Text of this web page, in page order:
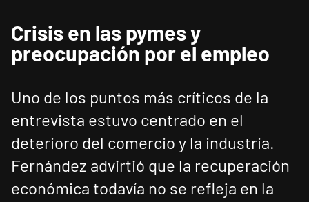
Crisis en las pymes y
preocupación por el empleo
Uno de los puntos más críticos de la
entrevista estuvo centrado en el
deterioro del comercio y la industria.
Fernández advirtió que la recuperación
económica todavía no se refleja en la